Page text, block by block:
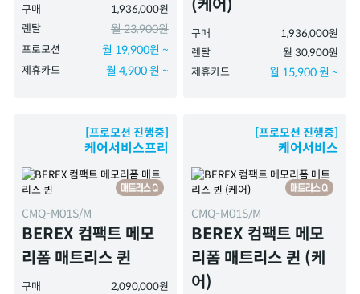
구매
1,936,000원
렌탈
월 23,900원
프로모션 월 19,900원 ~
제휴카드 월 4,900 원 ~
(케어)
구매
1,936,000원
렌탈
월 30,900원
제휴카드
월 15,900 원 ~
[프로모션 진행중]
케어서비스프리
CMQ-M01S/M
BEREX 컴팩트 메모
리폼 매트리스 퀸
구매
2,090,000원
[프로모션 진행중]
케어서비스
CMQ-M01S/M
BEREX 컴팩트 메모
리폼 매트리스 퀸 (케
어)